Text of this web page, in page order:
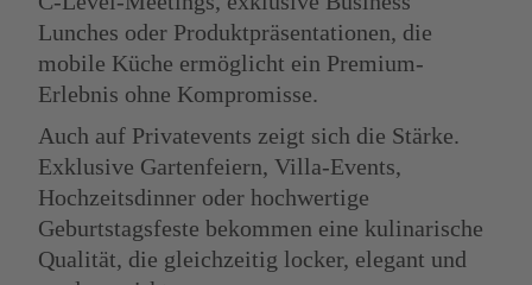
Lunches oder Produktpräsentationen, die
mobile Küche ermöglicht ein Premium-
Erlebnis ohne Kompromisse.
Auch auf Privatevents zeigt sich die Stärke.
Exklusive Gartenfeiern, Villa-Events,
Hochzeitsdinner oder hochwertige
Geburtstagsfeste bekommen eine kulinarische
Qualität, die gleichzeitig locker, elegant und